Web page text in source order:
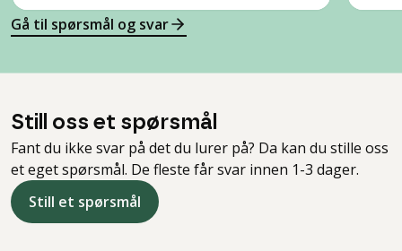
Gå til spørsmål og svar
Still oss et spørsmål
Fant du ikke svar på det du lurer på? Da kan du stille oss
et eget spørsmål. De fleste får svar innen 1-3 dager.
Still et spørsmål